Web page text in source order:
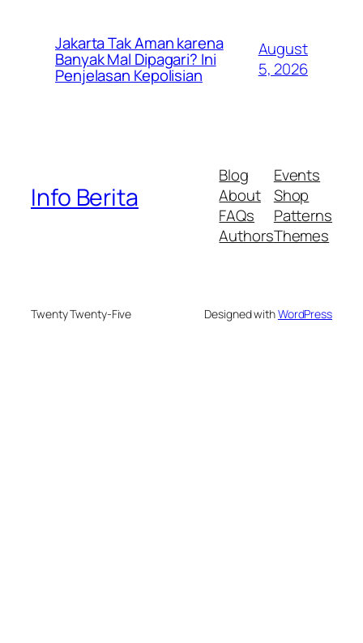
Jakarta Tak Aman karena
Banyak Mal Dipagari? Ini
Penjelasan Kepolisian
August
5, 2026
Info Berita
Blog
About
FAQs
Authors
Events
Shop
Patterns
Themes
Twenty Twenty-Five Designed withWordPress